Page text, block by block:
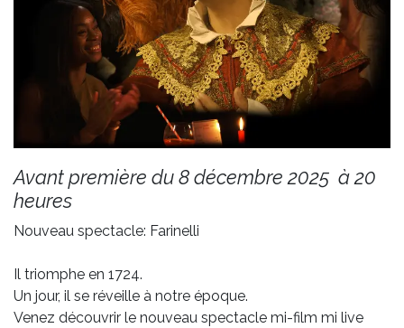
Avant première du 8 décembre 2025 à 20
heures
Nouveau spectacle: Farinelli
Il triomphe en 1724.
Un jour, il se réveille à notre époque.
Venez découvrir le nouveau spectacle mi-film mi live